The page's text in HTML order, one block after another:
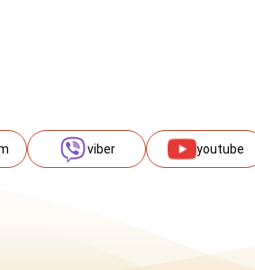
viber youtube